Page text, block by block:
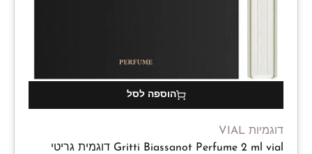
הוספה לסל
דוגמיות VIAL
Gritti Biassanot Perfume 2 ml vial דוגמית גריטי